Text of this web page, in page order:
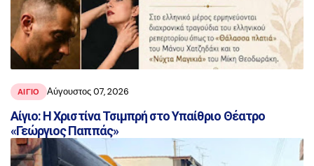
ΑΙΓΙΟ Αύγουστος 07, 2026
Αίγιο: Η Χριστίνα Τσιμπρή στο Υπαίθριο Θέατρο
«Γεώργιος Παππάς»